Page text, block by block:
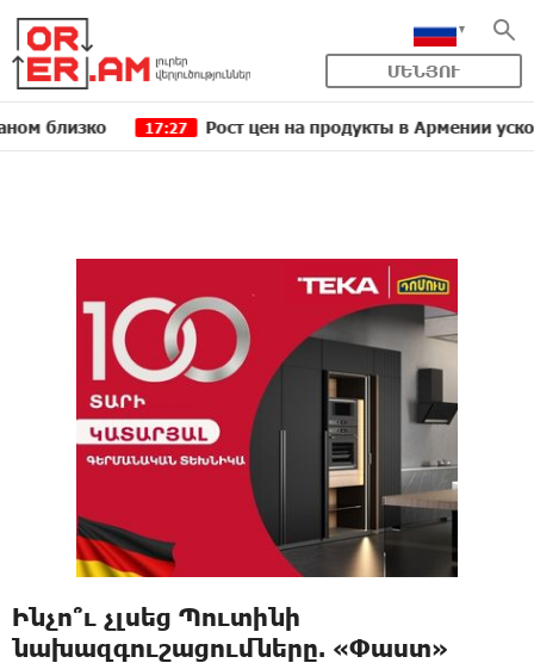
ՄԵՆՅՈՒ
17:27 Рост цен на продукты в Армении ускорился
Ինչո՞ւ չլսեց Պուտինի
նախազգուշացումները. «Փաստ»